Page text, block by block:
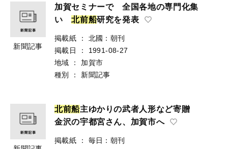
新聞記事
加賀セミナーで 全国各地の専門化集
い北前船研究を発表
掲載紙 ：
北國：朝刊
掲載日
：
1991-08-27
地域
：
加賀市
種別
： 新聞記事
北前船主ゆかりの武者人形など寄贈
金沢の宇都宮さん、加賀市へ
掲載紙 ：
毎日：朝刊